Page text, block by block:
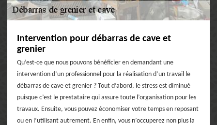
Intervention pour débarras de cave et
grenier
Qu’est-ce que nous pouvons bénéficier en demandant une
intervention d’un professionnel pour la réalisation d’un travail le
débarras de cave et grenier ? Tout d’abord, le stress est diminué
puisque c’est le prestataire qui assure toute l’organisation pour les
travaux. Ensuite, vous pouvez économiser votre temps en reposant
ou en l’utilisant autrement. En enfin, vous n’occuperez non plus la